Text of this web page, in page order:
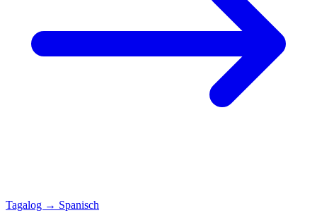
Tagalog → Spanisch